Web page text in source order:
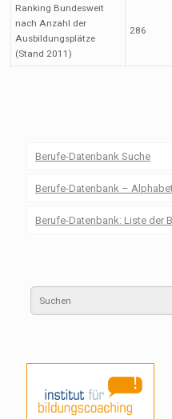
Ranking Bundesweit
nach Anzahl der
Ausbildungsplätze
(Stand 2011)
286
Berufe-Datenbank Suche
Berufe-Datenbank –
Berufe-Datenbank: Liste der